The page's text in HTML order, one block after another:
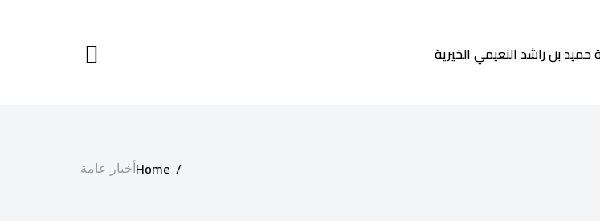
Home أخبار عامة